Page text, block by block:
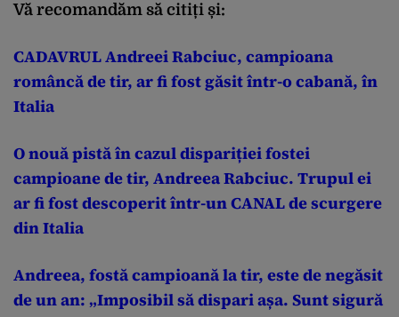
Vă recomandăm să citiți și:
CADAVRUL Andreei Rabciuc, campioana
româncă de tir, ar fi fost găsit într-o cabană, în
Italia
O nouă pistă în cazul dispariției fostei
campioane de tir, Andreea Rabciuc. Trupul ei
ar fi fost descoperit într-un CANAL de scurgere
din Italia
Andreea, fostă campioană la tir, este de negăsit
de un an: „Imposibil să dispari așa. Sunt sigură